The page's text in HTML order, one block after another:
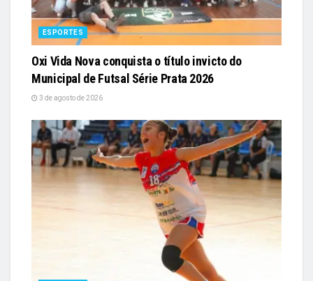
ESPORTES
Oxi Vida Nova conquista o título invicto do
Municipal de Futsal Série Prata 2026
3 de agosto de 2026